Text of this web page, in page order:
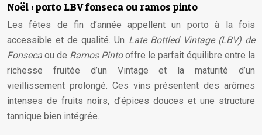
Noël : porto LBV fonseca ou ramos pinto
Les fêtes de fin d’année appellent un porto à la fois
accessible et de qualité. Un Late Bottled Vintage (LBV) de
Fonseca ou de Ramos Pintooffre le parfait équilibre entre la
richesse fruitée d’un Vintage et la maturité d’un
vieillissement prolongé. Ces vins présentent des arômes
intenses de fruits noirs, d’épices douces et une structure
tannique bien intégrée.